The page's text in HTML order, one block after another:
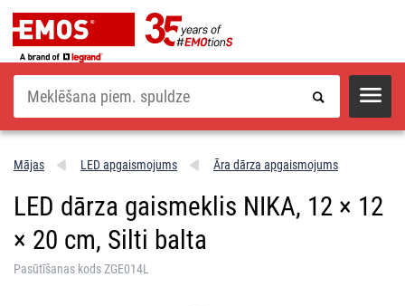
Meklēšana
Mājas LED apgaismojums Āra dārza apgaismojums
LED dārza gaismeklis NIKA, 12 × 12
× 20 cm, Silti balta
Pasūtīšanas kods ZGE014L